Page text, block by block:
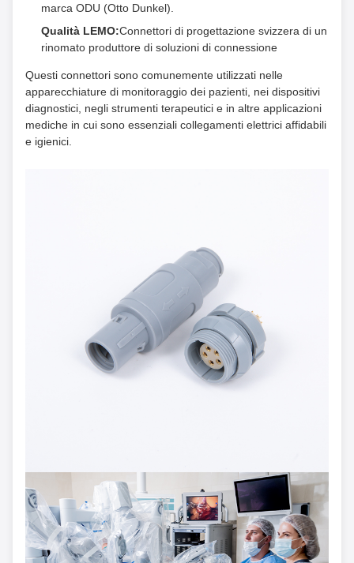
marca ODU (Otto Dunkel).
Qualità LEMO:Connettori di progettazione svizzera di un
rinomato produttore di soluzioni di connessione
Questi connettori sono comunemente utilizzati nelle
apparecchiature di monitoraggio dei pazienti, nei dispositivi
diagnostici, negli strumenti terapeutici e in altre applicazioni
mediche in cui sono essenziali collegamenti elettrici affidabili
e igienici.